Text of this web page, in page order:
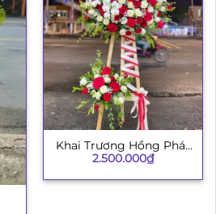
Khai Trương Hồng Phát
002
2.500.000₫